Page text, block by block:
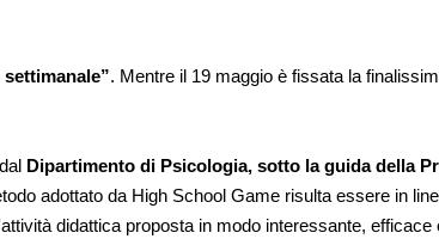
settimanale”. Mentre il 19 maggio è fissata la
Dipartimento di Psicologia, sotto la guida della
adottato da High School Game risulta essere in
didattica proposta in modo interessante, efficace